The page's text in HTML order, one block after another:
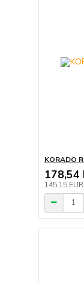
KORADO
178,54
145,15 EUR